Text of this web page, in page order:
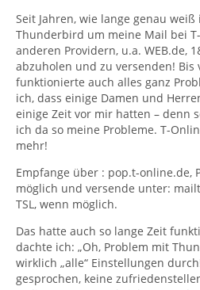
Seit Jahren, wie lange genau
Thunderbird um meine Mail bei
anderen Providern, u.a. WEB.de,
abzuholen und zu versenden! Bis
funktionierte auch alles ganz
ich, dass einige Damen und
einige Zeit vor mir hatten – denn
ich da so meine Probleme. T-
mehr!
Empfange über : pop.t-online.de,
möglich und versende unter:
TSL, wenn möglich.
Das hatte auch so lange Zeit
dachte ich: „Oh, Problem mit
wirklich „alle“ Einstellungen
gesprochen, keine